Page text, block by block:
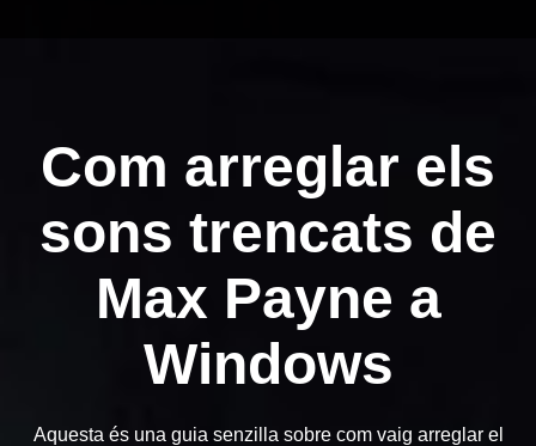
Com arreglar els
sons trencats de
Max Payne a
Windows
Aquesta és una guia senzilla sobre com vaig arreglar el